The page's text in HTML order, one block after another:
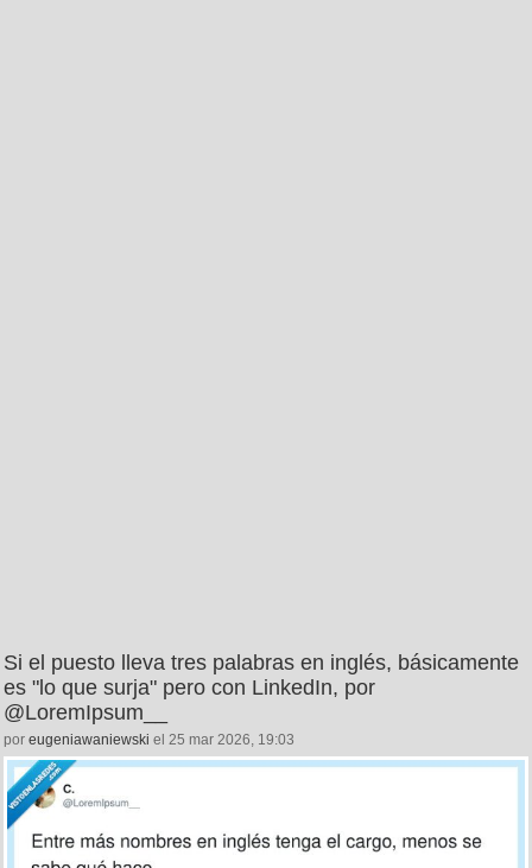
Si el puesto lleva tres palabras en inglés, básicamente
es "lo que surja" pero con LinkedIn, por
@LoremIpsum__
por eugeniawaniewski el 25 mar 2026, 19:03